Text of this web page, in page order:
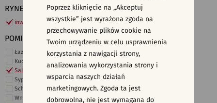
RYNEK
inwestycje
POMIESZCZENIE
Łazienka
Kuchnia
Salon i hol
Sypialnia
Schody
Wnętrza komercyjne
Poprzez kliknięcie na „Akceptuj
wszystkie” jest wyrażona zgoda na
przechowywanie plików cookie na
Twoim urządzeniu w celu usprawnienia
korzystania z nawigacji strony,
analizowania wykorzystania strony i
wsparcia naszych działań
marketingowych. Zgoda ta jest
dobrowolna, nie jest wymagana do